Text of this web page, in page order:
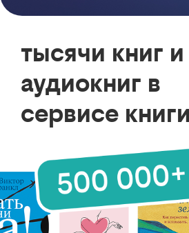
тысячи книг и
аудиокниг в
сервисе